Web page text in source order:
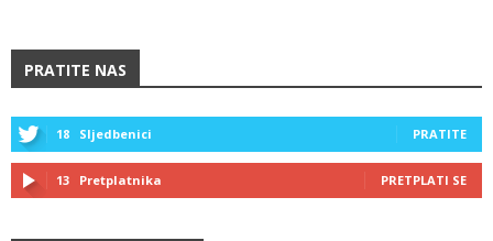
PRATITE NAS
18 Sljedbenici PRATITE
13 Pretplatnika PRETPLATI SE